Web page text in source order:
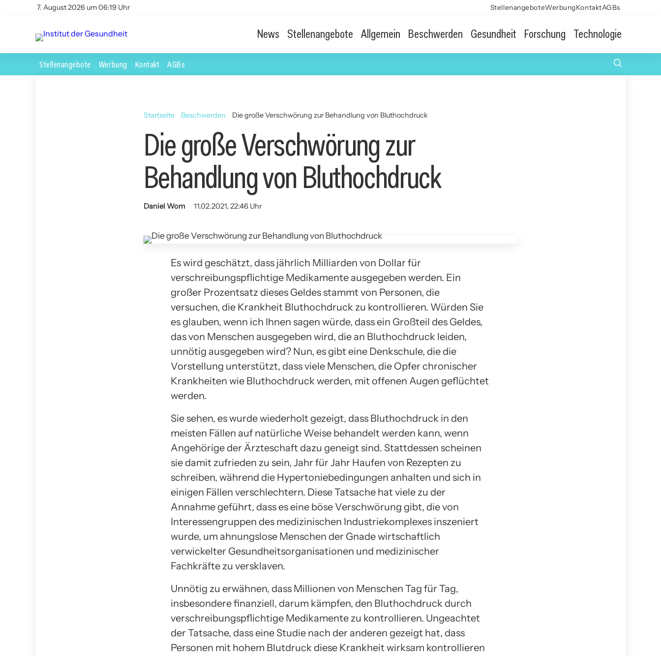
7. August 2026 um 06:19 Uhr StellenangeboteWerbungKontaktAGBs
News Stellenangebote Allgemein Beschwerden Gesundheit Forschung Technologie
Stellenangebote Werbung Kontakt AGBs
Startseite Beschwerden Die große Verschwörung zur Behandlung von Bluthochdruck
Die große Verschwörung zur
Behandlung von Bluthochdruck
Daniel Wom 11.02.2021, 22:46 Uhr
Es wird geschätzt, dass jährlich Milliarden von Dollar für
verschreibungspflichtige Medikamente ausgegeben werden. Ein
großer Prozentsatz dieses Geldes stammt von Personen, die
versuchen, die Krankheit Bluthochdruck zu kontrollieren. Würden Sie
es glauben, wenn ich Ihnen sagen würde, dass ein Großteil des Geldes,
das von Menschen ausgegeben wird, die an Bluthochdruck leiden,
unnötig ausgegeben wird? Nun, es gibt eine Denkschule, die die
Vorstellung unterstützt, dass viele Menschen, die Opfer chronischer
Krankheiten wie Bluthochdruck werden, mit offenen Augen geflüchtet
werden.
Sie sehen, es wurde wiederholt gezeigt, dass Bluthochdruck in den
meisten Fällen auf natürliche Weise behandelt werden kann, wenn
Angehörige der Ärzteschaft dazu geneigt sind. Stattdessen scheinen
sie damit zufrieden zu sein, Jahr für Jahr Haufen von Rezepten zu
schreiben, während die Hypertoniebedingungen anhalten und sich in
einigen Fällen verschlechtern. Diese Tatsache hat viele zu der
Annahme geführt, dass es eine böse Verschwörung gibt, die von
Interessengruppen des medizinischen Industriekomplexes inszeniert
wurde, um ahnungslose Menschen der Gnade wirtschaftlich
verwickelter Gesundheitsorganisationen und medizinischer
Fachkräfte zu versklaven.
Unnötig zu erwähnen, dass Millionen von Menschen Tag für Tag,
insbesondere finanziell, darum kämpfen, den Bluthochdruck durch
verschreibungspflichtige Medikamente zu kontrollieren. Ungeachtet
der Tatsache, dass eine Studie nach der anderen gezeigt hat, dass
Personen mit hohem Blutdruck diese Krankheit wirksam kontrollieren